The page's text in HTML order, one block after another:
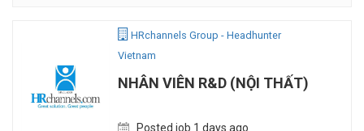
Kỹ sư Công Nghiệp (IE)/Cải tiến sản xuất
HRchannels Group - Headhunter
Vietnam
NHÂN VIÊN R&D (NỘI THẤT)
Posted job 1 days ago